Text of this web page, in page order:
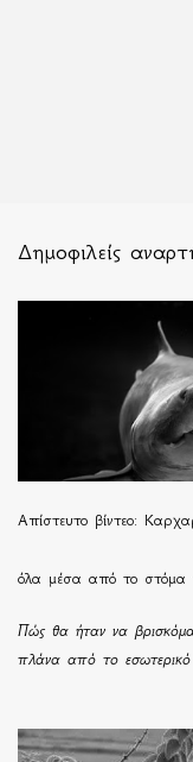
Δημοφιλείς
Απίστευτο βίντεο:
όλα μέσα από το στόμα
Πώς θα ήταν να
πλάνα από το